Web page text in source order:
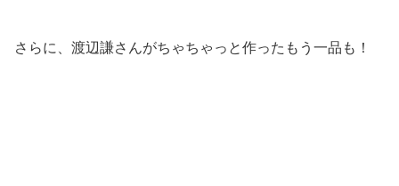
さらに、渡辺謙さんがちゃちゃっと作ったもう一品も！